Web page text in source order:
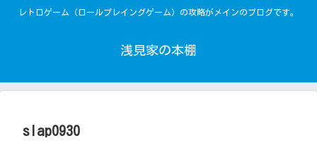
レトロゲーム（ロールプレイングゲーム）の攻略がメインのブログです。
浅見家の本棚
slap0930